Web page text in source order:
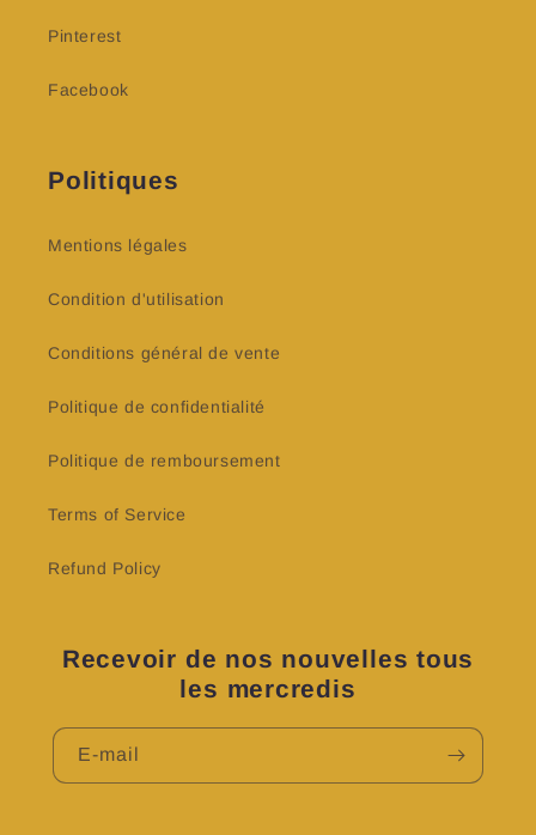
Pinterest
Facebook
Politiques
Mentions légales
Condition d'utilisation
Conditions général de vente
Politique de confidentialité
Politique de remboursement
Terms of Service
Refund Policy
Recevoir de nos nouvelles tous
les mercredis
E-mail